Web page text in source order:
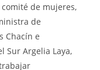
de mujeres,
de
Chacín e
Sur Argelia Laya,